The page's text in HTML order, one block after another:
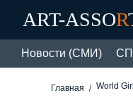
ART-ASSOR
Новости (СМИ)
Главная World